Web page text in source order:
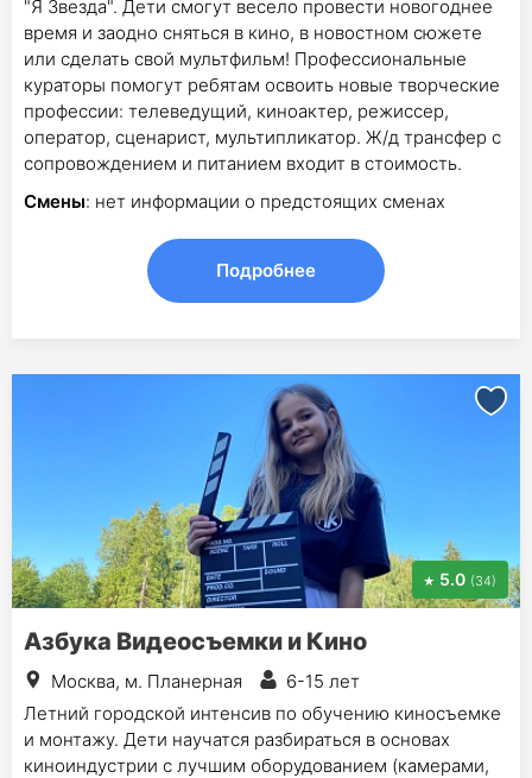
"Я Звезда". Дети смогут весело провести новогоднее
время и заодно сняться в кино, в новостном сюжете
или сделать свой мультфильм! Профессиональные
кураторы помогут ребятам освоить новые творческие
профессии: телеведущий, киноактер, режиссер,
оператор, сценарист, мультипликатор. Ж/д трансфер с
сопровождением и питанием входит в стоимость.
Смены: нет информации о предстоящих сменах
Подробнее
5.0 (34)
Азбука Видеосъемки и Кино
Москва, м. Планерная
6-15 лет
Летний городской интенсив по обучению киносъемке
и монтажу. Дети научатся разбираться в основах
киноиндустрии с лучшим оборудованием (камерами,